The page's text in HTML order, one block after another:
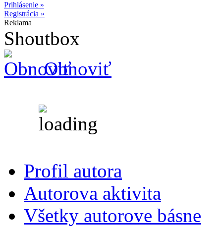
Prihlásenie »
Registrácia »
Reklama
Shoutbox
Obnoviť
Profil autora
Autorova aktivita
Všetky autorove básne